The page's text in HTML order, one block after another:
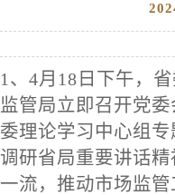
1、 4月 18 日下午，
监管局立即召开党
委理论学习中心组
调研省局重要讲话
一流，推动市场监